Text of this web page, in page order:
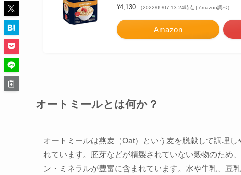
¥4,130 （2022/09/07 13:24時点 | Amazon調べ）
Amazon
オートミールとは何か？
オートミールは燕麦（Oat）という麦を脱穀して調理
れています。
胚芽などが精製されていない穀物のため、
ン・ミネラルが豊富に含まれています。水や牛乳、豆